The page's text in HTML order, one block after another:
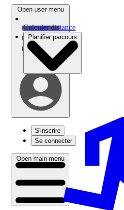
Open user menu
S'inscrire
Se connecter
Open main menu
Calculer distance
Planifier parcours